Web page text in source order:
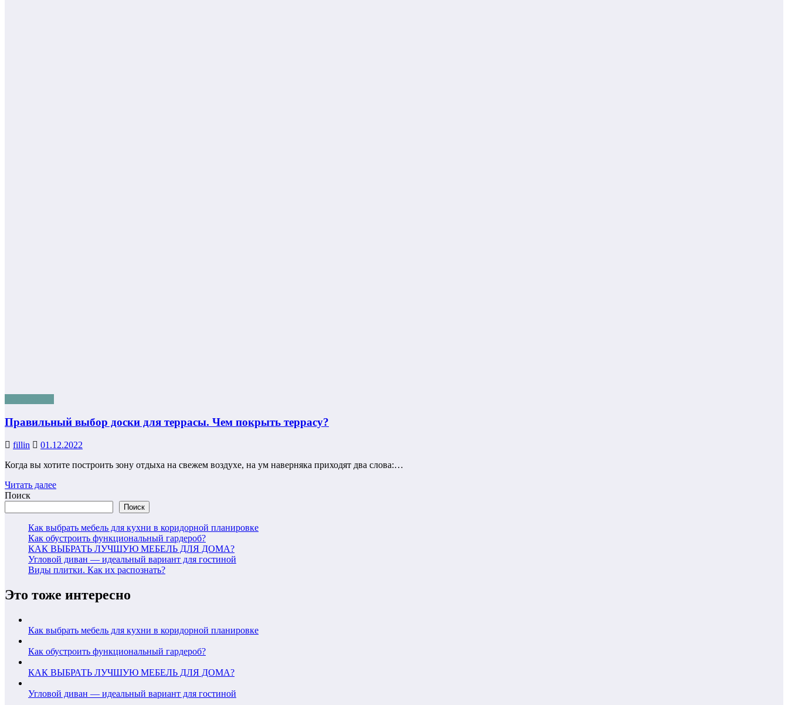
Правильный выбор доски для террасы. Чем покрыть террасу?
fillin
01.12.2022
Когда вы хотите построить зону отдыха на свежем воздухе, на ум наверняка приходят два слова:…
Читать далее
Поиск
Поиск
Как выбрать мебель для кухни в коридорной планировке
Как обустроить функциональный гардероб?
КАК ВЫБРАТЬ ЛУЧШУЮ МЕБЕЛЬ ДЛЯ ДОМА?
Угловой диван — идеальный вариант для гостиной
Виды плитки. Как их распознать?
Это тоже интересно
Как выбрать мебель для кухни в коридорной планировке
Как обустроить функциональный гардероб?
КАК ВЫБРАТЬ ЛУЧШУЮ МЕБЕЛЬ ДЛЯ ДОМА?
Угловой диван — идеальный вариант для гостиной